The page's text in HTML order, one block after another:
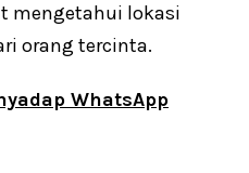
mengetahui lokasi
orang tercinta.
WhatsApp